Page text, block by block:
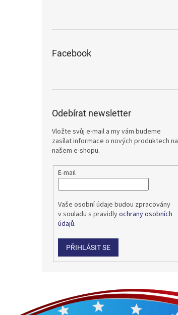
Facebook
Odebírat newsletter
Vložte svůj e-mail a my vám budeme
zasílat informace o nových produktech na
našem e-shopu.
E-mail
Vaše osobní údaje budou zpracovány
v souladu s pravidlyochrany osobních
údajů.
PŘIHLÁSIT SE